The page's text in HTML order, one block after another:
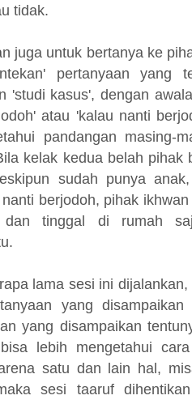
tidak.
juga untuk bertanya ke
pertanyaan yang
'studi kasus', dengan
atau 'kalau nanti
pandangan masing-
kelak kedua belah pihak
sudah punya
berjodoh, pihak
tinggal di rumah
lama sesi ini
yang disampaikan
yang disampaikan
lebih mengetahui
satu dan lain hal,
sesi taaruf